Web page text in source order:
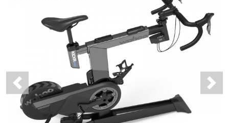
Previous Next